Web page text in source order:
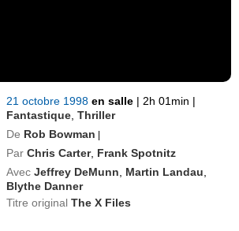
21 octobre 1998en salle | 2h 01min |
Fantastique ,Thriller
De Rob Bowman |
Par Chris Carter, Frank Spotnitz
Avec Jeffrey DeMunn Martin Landau
Blythe Danner
Titre originalThe X Files